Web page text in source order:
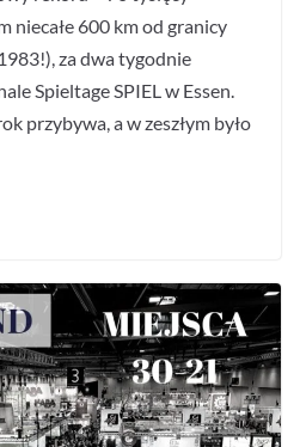
niecałe 600 km od granicy
za dwa tygodnie
Spieltage SPIEL w Essen.
przybywa, a w zeszłym było